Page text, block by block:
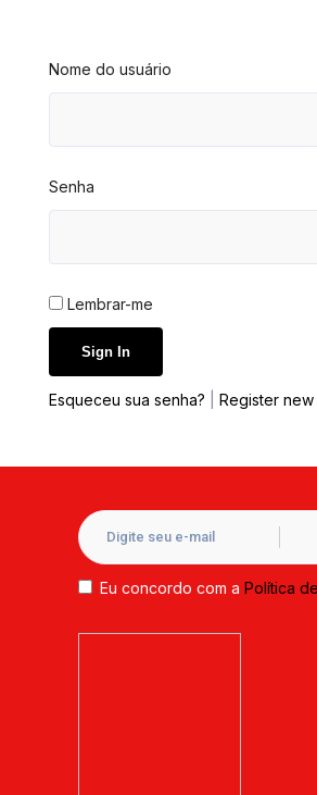
Nome do usuário
Senha
Lembrar-me
Esqueceu sua senha? Register
Eu concordo com a Política